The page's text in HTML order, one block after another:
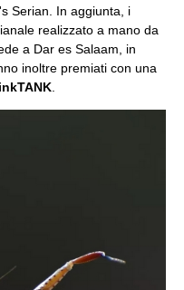
Serian. In aggiunta, i
realizzato a mano da
a Dar es Salaam, in
inoltre premiati con una